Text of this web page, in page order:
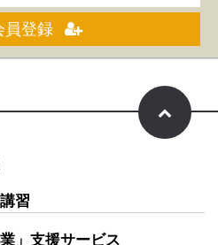
員登録
習
」支援サービス